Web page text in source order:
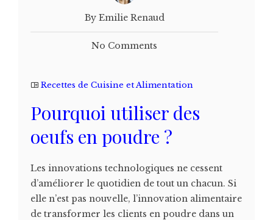
By Emilie Renaud
No Comments
Recettes de Cuisine et Alimentation
Pourquoi utiliser des
oeufs en poudre ?
Les innovations technologiques ne cessent
d’améliorer le quotidien de tout un chacun. Si
elle n’est pas nouvelle, l’innovation alimentaire
de transformer les clients en poudre dans un